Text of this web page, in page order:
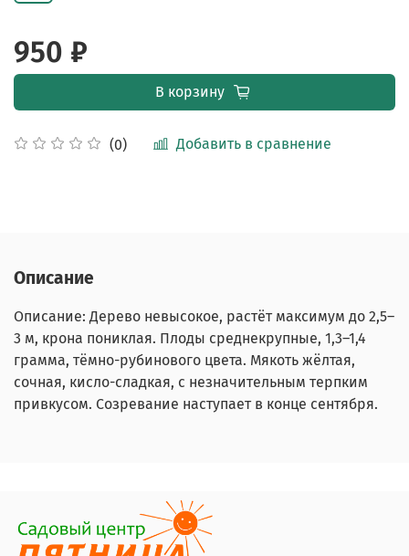
(0) Добавить в сравнение
950 ₽
В корзину
Описание
Описание: Дерево невысокое, растёт максимум до 2,5–
3 м, крона пониклая. Плоды среднекрупные, 1,3–1,4
грамма, тёмно-рубинового цвета. Мякоть жёлтая,
сочная, кисло-сладкая, с незначительным терпким
привкусом. Созревание наступает в конце сентября.